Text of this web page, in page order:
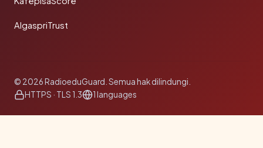
AlgaspriTrust
© 2026 RadioeduGuard. Semua hak dilindungi.
HTTPS · TLS 1.3
1 languages